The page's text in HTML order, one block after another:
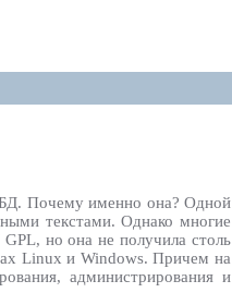
Почему именно она? Одной
текстами. Однако многие
но она не получила столь
Linux и Windows. Причем на
администрирования и